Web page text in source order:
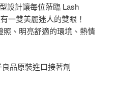
設計讓每位蒞臨 Lash
一雙美麗迷人的雙眼！
照、明亮舒適的環境、熱情
品原裝進口接著劑